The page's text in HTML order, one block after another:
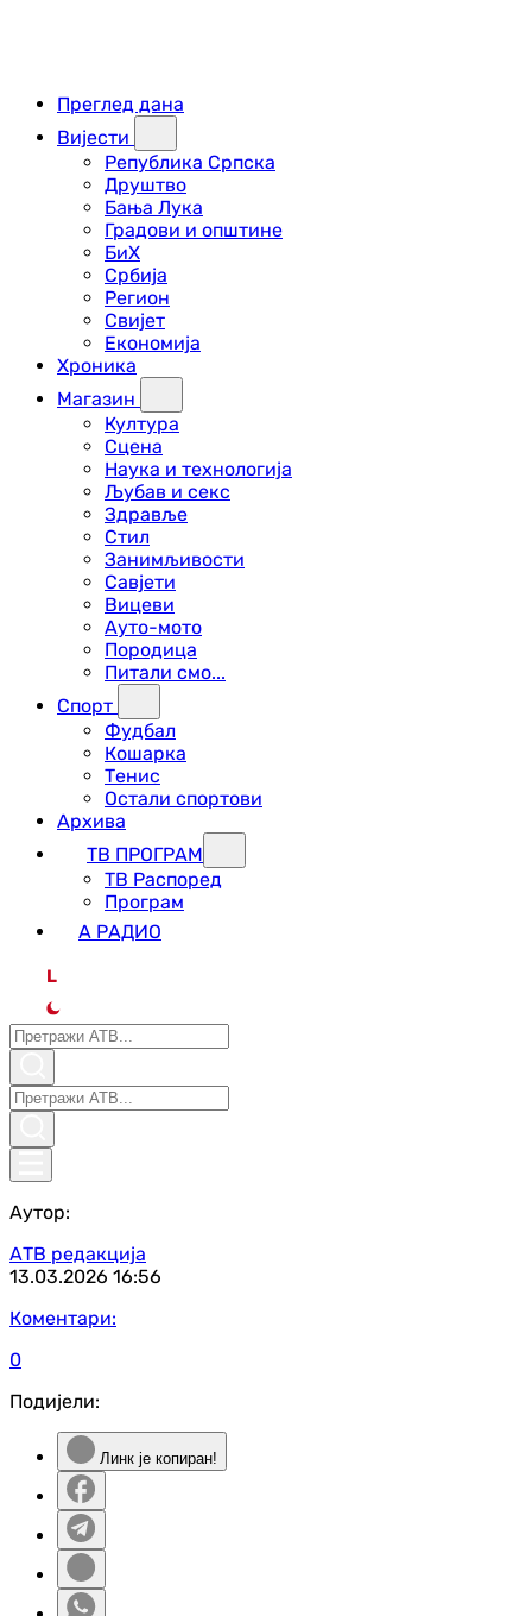
Преглед дана
Вијести
Република Српска
Друштво
Бања Лука
Градови и општине
БиХ
Србија
Регион
Свијет
Економија
Хроника
Магазин
Култура
Сцена
Наука и технологија
Љубав и секс
Здравље
Стил
Занимљивости
Савјети
Вицеви
Ауто-мото
Породица
Питали смо...
Спорт
Фудбал
Кошарка
Тенис
Остали спортови
Архива
ТВ ПРОГРАМ
ТВ Распоред
Програм
А РАДИО
L
Аутор:
АТВ редакција
13.03.2026 16:56
Коментари:
0
Подијели:
Линк је копиран!